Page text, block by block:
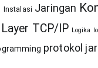
Instalasi Jaringan
Layer TCP/IP Logika
protokol